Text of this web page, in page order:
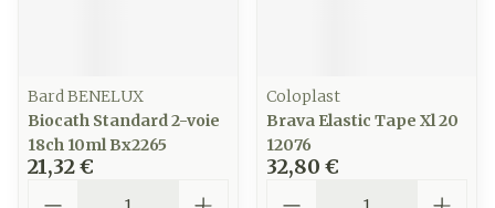
Bard BENELUX
Biocath Standard 2-voie
18ch 10ml Bx2265
21,32 €
Coloplast
Brava Elastic Tape Xl 20
12076
32,80 €